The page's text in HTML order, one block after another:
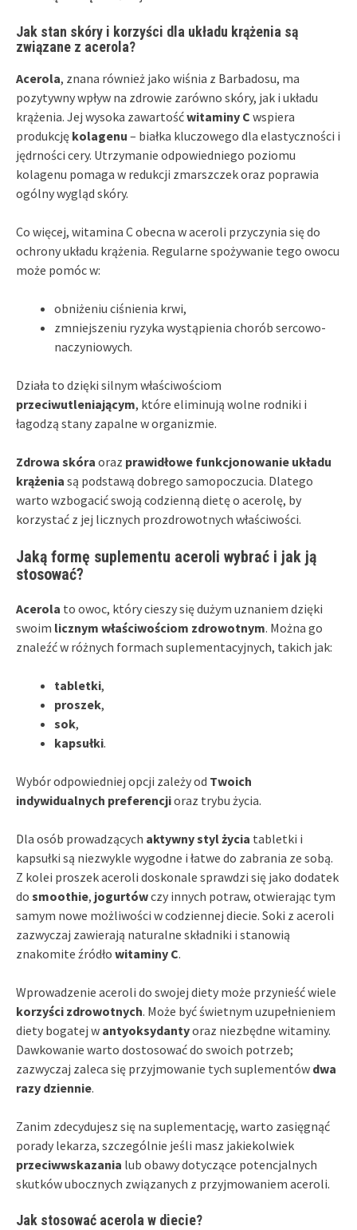
Jak stan skóry i korzyści dla układu krążenia są
związane z acerola?
Acerola, znana również jako wiśnia z Barbadosu, ma
pozytywny wpływ na zdrowie zarówno skóry, jak i układu
krążenia. Jej wysoka zawartośćwitaminy C wspiera
produkcję kolagenu – białka kluczowego dla elastyczności i
jędrności cery. Utrzymanie odpowiedniego poziomu
kolagenu pomaga w redukcji zmarszczek oraz poprawia
ogólny wygląd skóry.
Co więcej, witamina C obecna w aceroli przyczynia się do
ochrony układu krążenia. Regularne spożywanie tego owocu
może pomóc w:
obniżeniu ciśnienia krwi,
zmniejszeniu ryzyka wystąpienia chorób sercowo-
naczyniowych.
Działa to dzięki silnym właściwościom
przeciwutleniającym, które eliminują wolne rodniki i
łagodzą stany zapalne w organizmie.
Zdrowa skóra oraz prawidłowe funkcjonowanie układu
krążenia są podstawą dobrego samopoczucia. Dlatego
warto wzbogacić swoją codzienną dietę o acerolę, by
korzystać z jej licznych prozdrowotnych właściwości.
Jaką formę suplementu aceroli wybrać i jak ją
stosować?
Acerola to owoc, który cieszy się dużym uznaniem dzięki
swoim licznym właściwościom zdrowotnym. Można go
znaleźć w różnych formach suplementacyjnych, takich jak:
tabletki,
proszek,
sok,
kapsułki.
Wybór odpowiedniej opcji zależy od Twoich
indywidualnych preferencjioraz trybu życia.
Dla osób prowadzących aktywny styl życia tabletki i
kapsułki są niezwykle wygodne i łatwe do zabrania ze sobą.
Z kolei proszek aceroli doskonale sprawdzi się jako dodatek
do smoothie, jogurtówczy innych potraw, otwierając tym
samym nowe możliwości w codziennej diecie. Soki z aceroli
zazwyczaj zawierają naturalne składniki i stanowią
znakomite źródło witaminy C.
Wprowadzenie aceroli do swojej diety może przynieść wiele
korzyści zdrowotnych. Może być świetnym uzupełnieniem
diety bogatej w antyoksydantyoraz niezbędne witaminy.
Dawkowanie warto dostosować do swoich potrzeb;
zazwyczaj zaleca się przyjmowanie tych suplementów dwa
razy dziennie.
Zanim zdecydujesz się na suplementację, warto zasięgnąć
porady lekarza, szczególnie jeśli masz jakiekolwiek
przeciwwskazania lub obawy dotyczące potencjalnych
skutków ubocznych związanych z przyjmowaniem aceroli.
Jak stosować acerola w diecie?